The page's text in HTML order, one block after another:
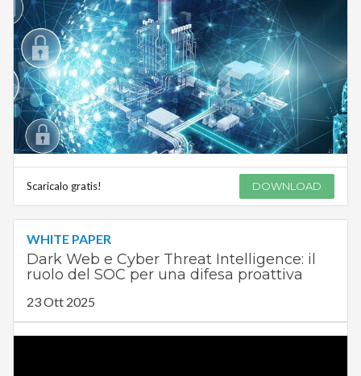
Scaricalo gratis! DOWNLOAD
WHITE PAPER
Dark Web e Cyber Threat Intelligence: il
ruolo del SOC per una difesa proattiva
23 Ott 2025